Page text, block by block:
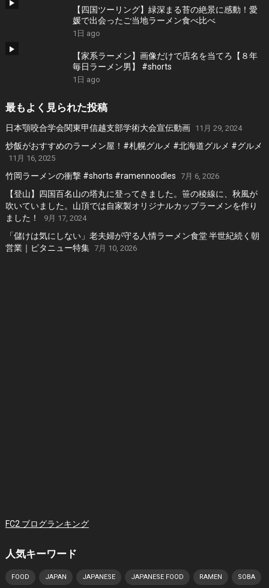
【四国ツーリング】緑深まる苔の絶景に感動！愛
媛で出会ったご当地ラーメン食べ比べ
1日 ago
【家系ラーメン】画像だけで店名を当てろ【８年
毎日ラーメン男】 #shorts
1日 ago
最もよく見られた投稿
日本顎咬合学会関東甲信越支部学術大会宣伝動画 11月 29, 2024
炒飯がおすすめのラーメン屋！#札幌グルメ #北海道グルメ #グルメ
11月 16, 2025
竹岡ラーメンの衝撃 #shorts #ramennoodles 7月 6, 2026
【登山】四国百名山の塔丸に登ってきました。笹の稜線に、秋風が
吹いていました。山頂では自家製オリジナルカップラーメンを作り
ました！
9月 17, 2024
「儲けは気にしない」老夫婦が守る人情ラーメン食堂 半世紀続く朝
営業｜ピタニュー特集 7月 10, 2026
FC2 ブログランキング
人気キーワード
FOOD JAPAN JAPANESE JAPANESE FOOD RAMEN SOBA